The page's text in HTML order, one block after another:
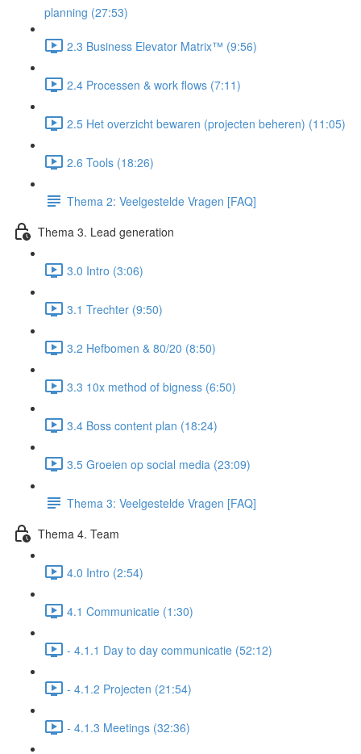
planning (27:53)
2.3 Business Elevator Matrix™ (9:56)
2.4 Processen & work flows (7:11)
2.5 Het overzicht bewaren (projecten beheren) (11:05)
2.6 Tools (18:26)
Thema 2: Veelgestelde Vragen [FAQ]
Thema 3. Lead generation
3.0 Intro (3:06)
3.1 Trechter (9:50)
3.2 Hefbomen & 80/20 (8:50)
3.3 10x method of bigness (6:50)
3.4 Boss content plan (18:24)
3.5 Groeien op social media (23:09)
Thema 3: Veelgestelde Vragen [FAQ]
Thema 4. Team
4.0 Intro (2:54)
4.1 Communicatie (1:30)
- 4.1.1 Day to day communicatie (52:12)
- 4.1.2 Projecten (21:54)
- 4.1.3 Meetings (32:36)